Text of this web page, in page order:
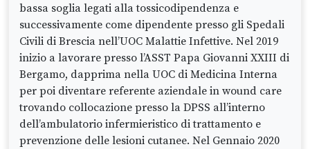
bassa soglia legati alla tossicodipendenza e
successivamente come dipendente presso gli Spedali
Civili di Brescia nell’UOC Malattie Infettive. Nel 2019
inizio a lavorare presso l’ASST Papa Giovanni XXIII di
Bergamo, dapprima nella UOC di Medicina Interna
per poi diventare referente aziendale in wound care
trovando collocazione presso la DPSS all’interno
dell’ambulatorio infermieristico di trattamento e
prevenzione delle lesioni cutanee. Nel Gennaio 2020